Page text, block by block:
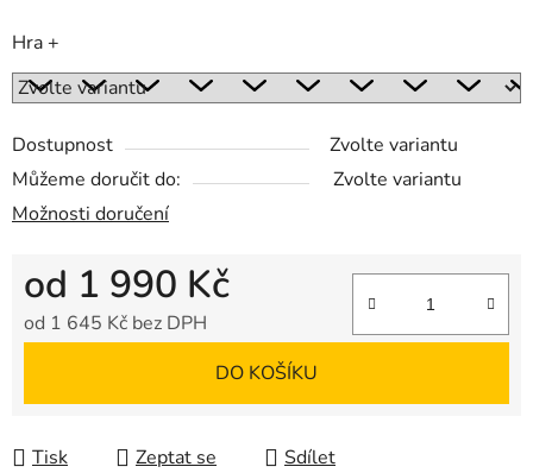
Hra +
Dostupnost
Zvolte variantu
Můžeme doručit do:
Zvolte variantu
Možnosti doručení
od 1 990 Kč
od 1 645 Kč bez DPH
DO KOŠÍKU
Tisk Zeptat se Sdílet